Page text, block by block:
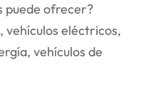
puede ofrecer?
vehículos eléctricos,
vehículos de